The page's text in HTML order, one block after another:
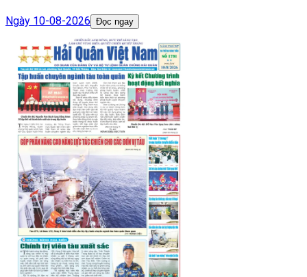
Ngày 10-08-2026 Đọc ngay